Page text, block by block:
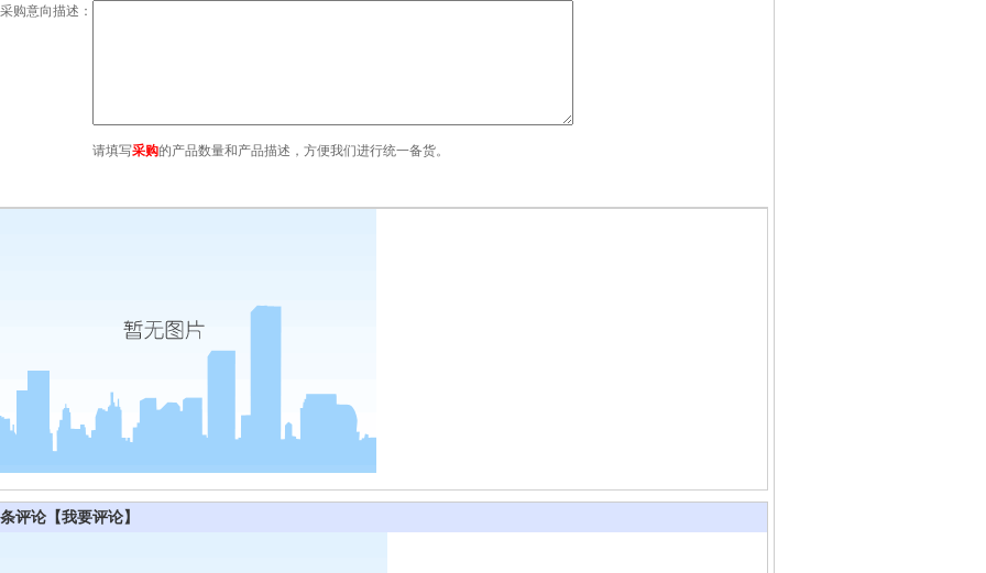
购意向描述：
请填写采购的产品数量和产品描述，方便我们进行统一备货。
条评论 【我要评论】